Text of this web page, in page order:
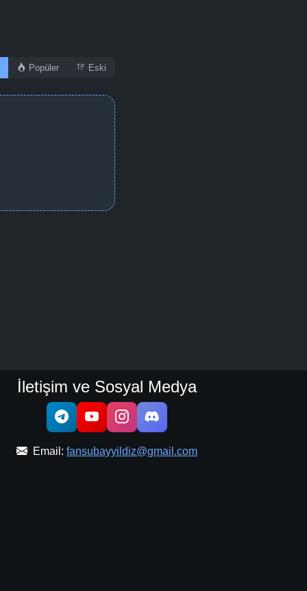
Popüler Eski
İletişim ve Sosyal Medya
Email: fansubayyildiz@gmail.com